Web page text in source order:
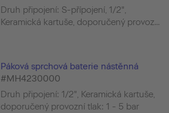
Druh připojení: S-přípojení, 1/2",
Keramická kartuše, doporučený provoz...
Páková sprchová baterie nástěnná
#MH4230000
Druh připojení: 1/2", Keramická kartuše,
doporučený provozní tlak: 1 - 5 bar